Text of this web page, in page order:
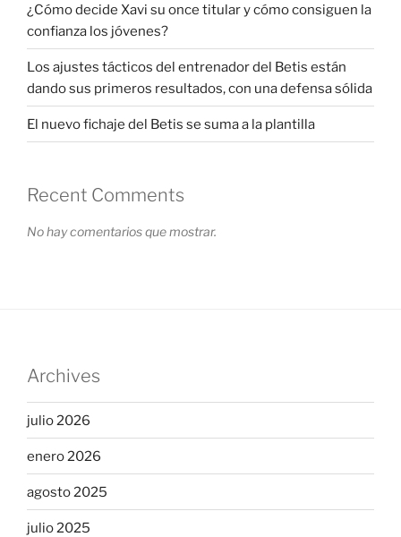
¿Cómo decide Xavi su once titular y cómo consiguen la
confianza los jóvenes?
Los ajustes tácticos del entrenador del Betis están
dando sus primeros resultados, con una defensa sólida
El nuevo fichaje del Betis se suma a la plantilla
Recent Comments
No hay comentarios que mostrar.
Archives
julio 2026
enero 2026
agosto 2025
julio 2025